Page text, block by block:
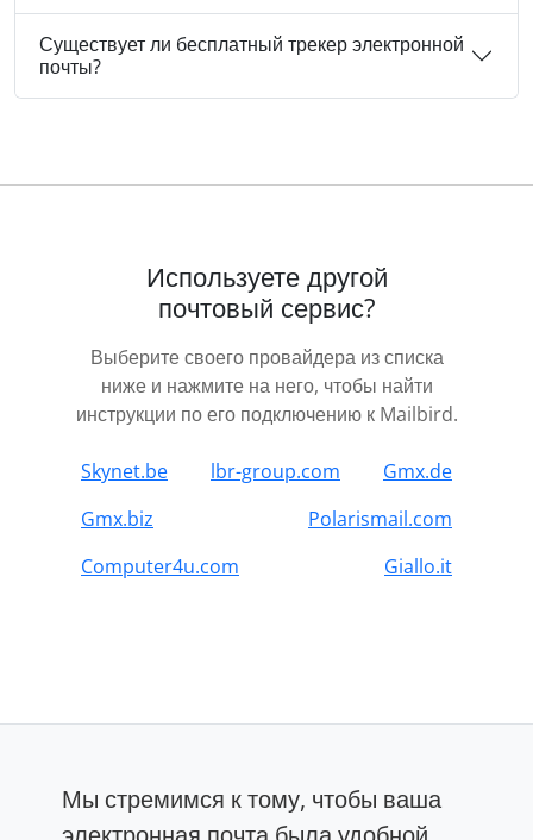
Существует ли бесплатный трекер электронной
почты?
Используете другой
почтовый сервис?
Выберите своего провайдера из списка
ниже и нажмите на него, чтобы найти
инструкции по его подключению к Mailbird.
Skynet.be lbr-group.com
Gmx.de
Gmx.biz
Polarismail.com
Computer4u.com
Giallo.it
Мы стремимся к тому, чтобы ваша